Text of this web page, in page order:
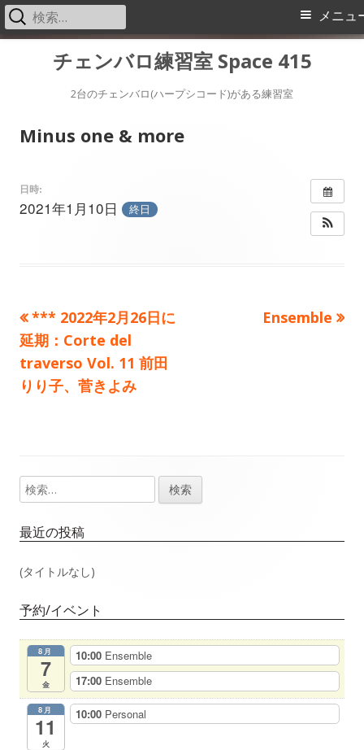
チェンバロ練習室 Space 415
2台のチェンバロ(ハープシコード)がある練習室
メ
メニュ
検
索:
Minus one & more
日時:
2021年1月10日 終日
投
稿
ナ
ー
シ
ョ
ン
前
の
記
事：
*** 2022年2月26日に
延期：Corte del
traverso Vol. 11 前田
りり子、菅きよみ
次
Ensemble
メ
イ
ン
バ
検
索:
最近の投稿
(タイトルなし)
予約/イベント
8月
7
金
10:00 Ensemble
17:00 Ensemble
8月
11
火
10:00 Personal